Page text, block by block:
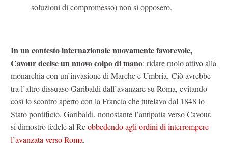
soluzioni di compromesso) non si opposero.
In un contesto internazionale nuovamente favorevole,
Cavour decise un nuovo colpo di mano: ridare ruolo attivo alla
monarchia con un’invasione di Marche e Umbria. Ciò avrebbe
tra l’altro dissuaso Garibaldi dall’avanzare su Roma, evitando
così lo scontro aperto con la Francia che tutelava dal 1848 lo
Stato pontificio. Garibaldi, nonostante l’antipatia verso Cavour,
si dimostrò fedele al Reobbedendo agli ordini di interrompere
l’avanzata verso Roma.